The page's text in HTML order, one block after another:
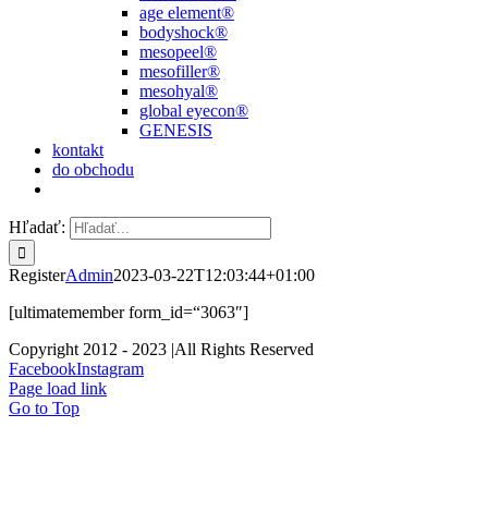
age element®
bodyshock®
mesopeel®
mesofiller®
mesohyal®
global eyecon®
GENESIS
kontakt
do obchodu
Hľadať:
RegisterAdmin2023-03-22T12:03:44+01:00
[ultimatemember form_id=“3063″]
Copyright 2012 - 2023 |All Rights Reserved
FacebookInstagram
Page load link
Go to Top